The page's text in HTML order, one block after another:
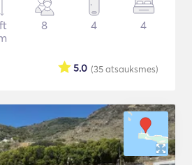
8 4 4
(35atsauksmes)
5.0